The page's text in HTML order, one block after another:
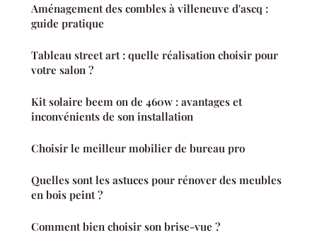
Aménagement des combles à villeneuve d'ascq :
guide pratique
Tableau street art : quelle réalisation choisir pour
votre salon ?
Kit solaire beem on de 460w : avantages et
inconvénients de son installation
Choisir le meilleur mobilier de bureau pro
Quelles sont les astuces pour rénover des meubles
en bois peint ?
Comment bien choisir son brise-vue ?